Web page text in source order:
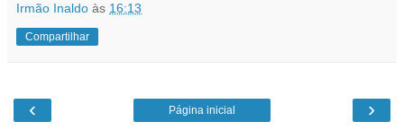
Irmão Inaldo às 16:13
Compartilhar
‹ ›
Página inicial